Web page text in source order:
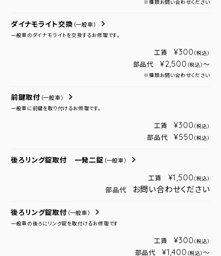
※種類お問い合わせください
ダイナモライト交換 （一般車）
一般車のダイナモライトを交換するお修理です。
工賃 ¥300 （税込）
部品代 ¥2,500 （税込） ～
※種類お問い合わせください
前鍵取付 （一般車）
一般車に前鍵を取り付けるお修理です。
工賃 ¥300 （税込）
部品代 ¥550 （税込）
後ろリング錠取付 一発二錠 （一般車）
工賃 ¥1,500 （税込）
部品代 お問い合わせください
後ろリング錠取付 （一般車）
一般車の後ろにリング錠を取付けるお修理です
工賃 ¥300 （税込）
部品代 ¥1,400 （税込） ～